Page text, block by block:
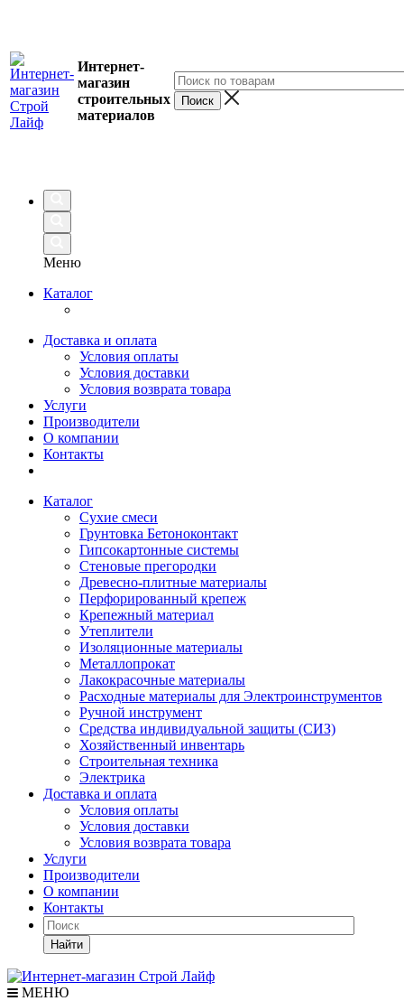
Интернет-
магазин
строительных
материалов
Меню
Каталог
Доставка и оплата
Условия оплаты
Условия доставки
Условия возврата товара
Услуги
Производители
О компании
Контакты
Каталог
Сухие смеси
Грунтовка Бетоноконтакт
Гипсокартонные системы
Стеновые прегородки
Древесно-плитные материалы
Перфорированный крепеж
Крепежный материал
Утеплители
Изоляционные материалы
Металлопрокат
Лакокрасочные материалы
Расходные материалы для Электроинструментов
Ручной инструмент
Средства индивидуальной защиты (СИЗ)
Хозяйственный инвентарь
Строительная техника
Электрика
Доставка и оплата
Условия оплаты
Условия доставки
Условия возврата товара
Услуги
Производители
О компании
Контакты
Найти
МЕНЮ